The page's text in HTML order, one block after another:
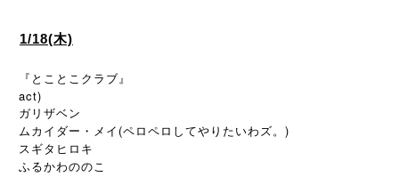
1/18(木)
『とことこクラブ』
act)
ガリザベン
ムカイダー・メイ(ペロペロしてやりたいわズ。)
スギタヒロキ
ふるかわののこ